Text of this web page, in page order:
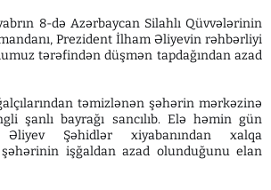
8-də Azərbaycan Silahlı Qüvvələrinin
Prezident İlham Əliyevin rəhbərliyi
tərəfindən düşmən tapdağından azad
təmizlənən şəhərin mərkəzinə
şanlı bayrağı sancılıb. Elə həmin gün
Şəhidlər xiyabanından xalqa
işğaldan azad olunduğunu elan